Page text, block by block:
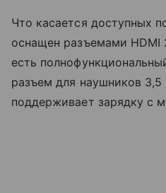
Что касается доступных
оснащен разъемами HDMI
есть
разъем для наушников
поддерживает зарядку с